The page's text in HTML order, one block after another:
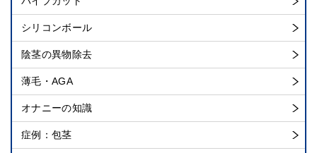
シリコンボール
陰茎の異物除去
薄毛・AGA
オナニーの知識
症例：包茎